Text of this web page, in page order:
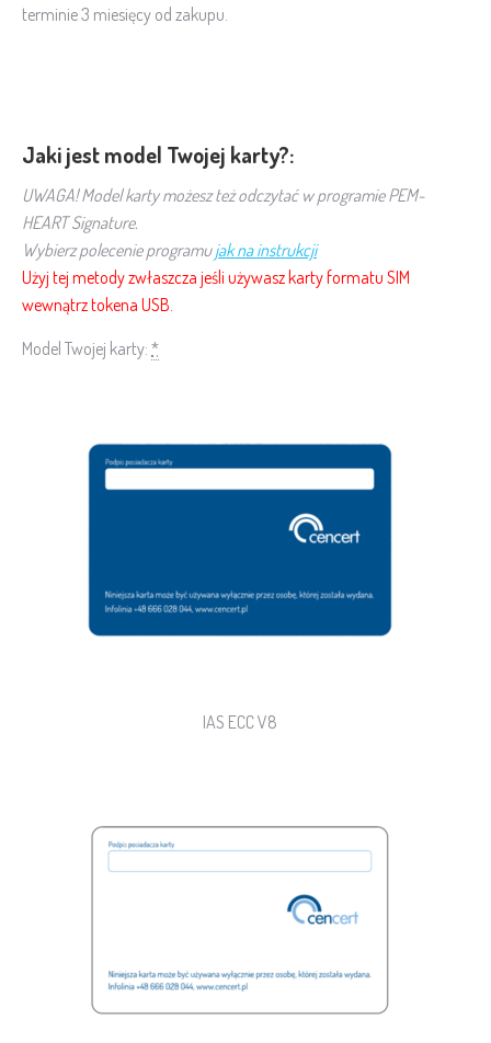
terminie 3 miesięcy od zakupu.
Jaki jest model Twojej karty?:
UWAGA! Model karty możesz też odczytać w programie PEM-
HEART Signature.
Wybierz polecenie programujak na instrukcji
Użyj tej metody zwłaszcza jeśli używasz karty formatu SIM
wewnątrz tokena USB.
Model Twojej karty: *
IAS ECC V8